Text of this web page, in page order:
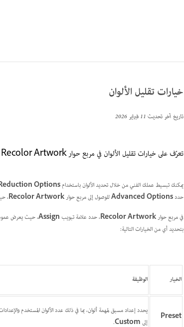
خيارات تقليل الألوان
تاريخ آخر تحديث11 فبراير 2026
تعرّف على خيارات تقليل الألوان في مربع حوار Recolor Artwork لتبسيط أعمالك الفنية.
يمكنك تبسيط عملك الفني من خلال تحديد الألوان باستخدامOptions
حددAdvanced Optionsللوصول إلى مربع حوارRecolor Artwork،
في مربع حوارRecolor Artwork، حدد علامة تبويبAssign، حيث يعرض
بتحديد أي من الخيارات التالية:
الخيار الوظيفة
Preset
يحدد إعداد مسبق لمهمة ألوان، بما في ذلك عدد الألوان المستخدم
إلىCustom
.